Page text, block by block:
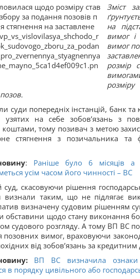
Зміст
на
вимог і
вимог
розмір
суди попередніх інстанцій, банк
на себе зобов’язань з
тому позивач з метою
стягнення з позичальника та
: Раніше було 6 місяців а
усім часом його чинності – ВС
скасовуючи рішення
визнали таким, що не підлягає
визначену судовим рішенням
обставини щодо стану виконання
судового розгляду. А тому ВП ВС
позовних вимог, враховуючи
від зобов’язань за
ВП ВС визначила ознаки
в порядку цивільного або